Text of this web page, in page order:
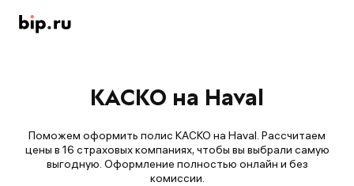
КАСКО на Haval
Поможем оформить полис КАСКО на Haval. Рассчитаем
цены в 16 страховых компаниях, чтобы вы выбрали самую
выгодную. Оформление полностью онлайн и без
комиссии.